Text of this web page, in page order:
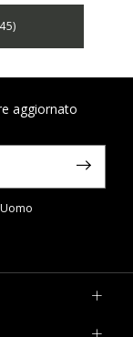
aggiornato
Uomo